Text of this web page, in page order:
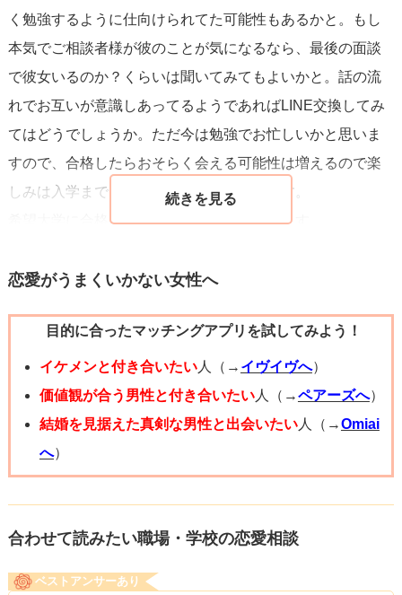
く勉強するように仕向けられてた可能性もあるかと。もし
本気でご相談者様が彼のことが気になるなら、最後の面談
で彼女いるのか？くらいは聞いてみてもよいかと。話の流
れでお互いが意識しあってるようであればLINE交換してみ
てはどうでしょうか。ただ今は勉強でお忙しいかと思いま
すので、合格したらおそらく会える可能性は増えるので楽
しみは入学までとっておくのも一つの手です。
希望大学に合格できますよう、祈っております。
恋愛がうまくいかない女性へ
目的に合ったマッチングアプリを試してみよう！
イケメンと付き合いたい人（→ イヴイヴへ）
価値観が合う男性と付き合いたい人（→ペアーズへ）
結婚を見据えた真剣な男性と出会いたい人（→Omiai
へ）
合わせて読みたい職場・学校の恋愛相談
ベストアンサーあり